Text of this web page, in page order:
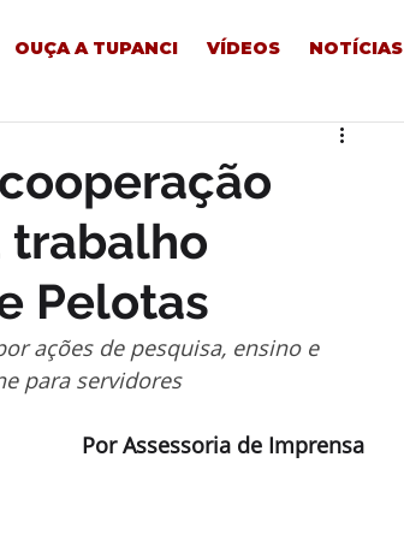
OUÇA A TUPANCI VÍDEOS NOTÍCIAS
trabalho
Pelotas
ações de pesquisa, ensino e
para servidores
Por Assessoria de Imprensa